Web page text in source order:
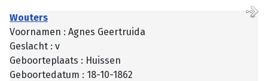
Wouters
Voornamen : Agnes Geertruida
Geslacht : v
Geboorteplaats : Huissen
Geboortedatum : 18-10-1862